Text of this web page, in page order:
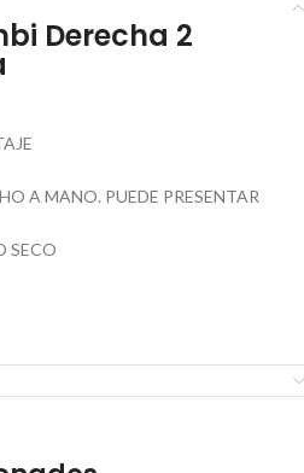
Derecha 2
A MANO. PUEDE PRESENTAR
SECO